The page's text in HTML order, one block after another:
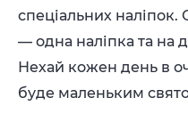
спеціальних
— одна наліпка та на
Нехай кожен день в
буде маленьким